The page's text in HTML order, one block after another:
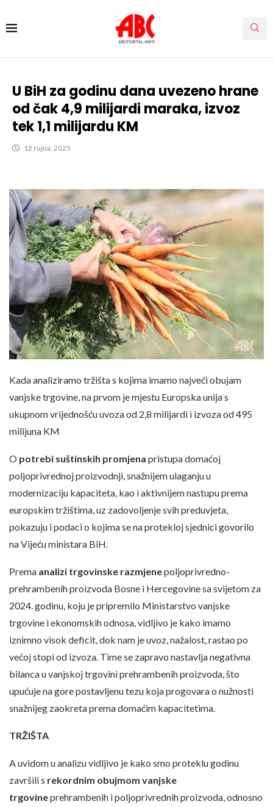
U BiH za godinu dana uvezeno hrane
od čak 4,9 milijardi maraka, izvoz
tek 1,1 milijardu KM
12 rujna, 2025
Kada analiziramo tržišta s kojima imamo najveći obujam
vanjske trgovine, na prvom je mjestu Europska unija s
ukupnom vrijednošću uvoza od 2,8 milijardi i izvoza od 495
milijuna KM
O potrebi suštinskih promjena pristupa domaćoj
poljoprivrednoj proizvodnji, snažnijem ulaganju u
modernizaciju kapaciteta, kao i aktivnijem nastupu prema
europskim tržištima, uz zadovoljenje svih preduvjeta,
pokazuju i podaci o kojima se na protekloj sjednici govorilo
na Vijeću ministara BiH.
Prema analizi trgovinske razmjenepoljoprivredno-
prehrambenih proizvoda Bosne i Hercegovine sa svijetom za
2024. godinu, koju je pripremilo Ministarstvo vanjske
trgovine i ekonomskih odnosa, vidljivo je kako imamo
iznimno visok deficit, dok nam je uvoz, nažalost, rastao po
većoj stopi od izvoza. Time se zapravo nastavlja negativna
bilanca u vanjskoj trgovini prehrambenih proizvoda, što
upućuje na gore postavljenu tezu koja progovara o nužnosti
snažnijeg zaokreta prema domaćim kapacitetima.
TRŽIŠTA
A uvidom u analizu vidljivo je kako smo proteklu godinu
završili s rekordnim obujmom vanjske
trgovineprehrambenih i poljoprivrednih proizvoda, odnosno